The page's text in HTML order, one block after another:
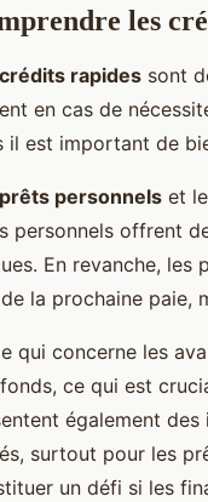
les
crédits rapides sont
en cas de
il est important de
prêts personnels et
personnels offrent
En revanche,
la prochaine paie,
qui concerne les
ce qui est
également
surtout pour les
un défi si les